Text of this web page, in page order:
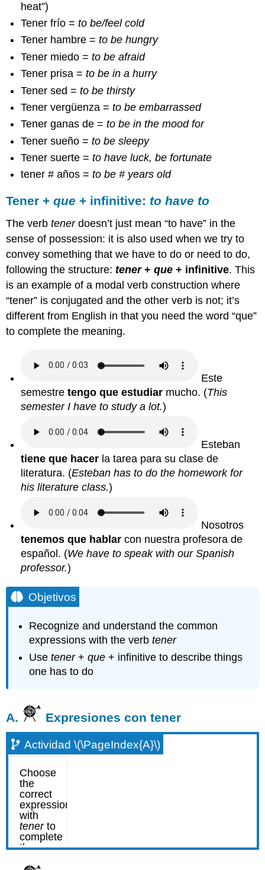
heat”)
Tener frío =to be/feel cold
Tener hambre =to be hungry
Tener miedo =to be afraid
Tener prisa =to be in a hurry
Tener sed =to be thirsty
Tener vergüenza =to be embarrassed
Tener ganas de =to be in the mood for
Tener sueño =to be sleepy
Tener suerte =to have luck, be fortunate
tener # años =to be # years old
Tener +que + infinitive: to have to
The verbtenerdoesn’t just mean “to have” in the
sense of possession: it is also used when we try to
convey something that we have to do or need to do,
following the structure:tener+que + infinitive. This
is an example of a modal verb construction where
“tener” is conjugated and the other verb is not; it’s
different from English in that you need the word “que”
to complete the meaning.
Este
semestretengo que estudiar mucho. (This
semester I have to study a lot.)
Esteban
tiene que hacer la tarea para su clase de
literatura. (Esteban has to do the homework for
his literature class.)
Nosotros
tenemos que hablar con nuestra profesora de
español. (We have to speak with our Spanish
professor.)
Objetivos
Recognize and understand the common
expressions with the verbtener
Usetener+que+ infinitive to describe things
one has to do
A. Expresiones con tener
Actividad \(\PageIndex{A}\)